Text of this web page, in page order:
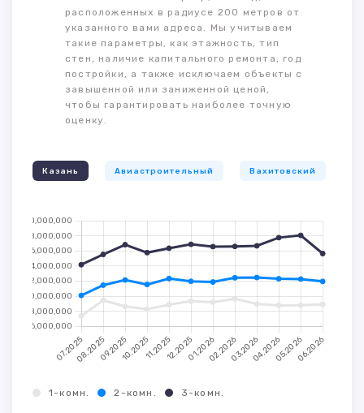
расположенных в радиусе 200 метров от
указанного вами адреса. Мы учитываем
такие параметры, как этажность, тип
стен, наличие капитального ремонта, год
постройки, а также исключаем объекты с
завышенной или заниженной ценой,
чтобы гарантировать наиболее точную
оценку.
Казань Авиастроительный Вахитовский
1-комн. 2-комн. 3-комн.